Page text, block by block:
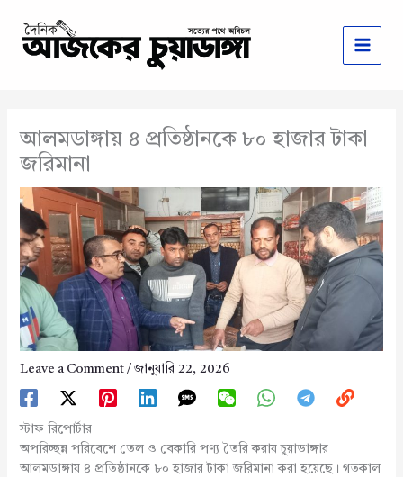
content
আলমডাঙ্গায় ৪ প্রতিষ্ঠানকে ৮০ হাজার টাকা
জরিমানা
Leave a Comment /জানুয়ারি 22, 2026
স্টাফ রিপোর্টার
অপরিচ্ছন্ন পরিবেশে তেল ও বেকারি পণ্য তৈরি করায় চুয়াডাঙ্গার
আলমডাঙ্গায় ৪ প্রতিষ্ঠানকে ৮০ হাজার টাকা জরিমানা করা হয়েছে। গতকাল